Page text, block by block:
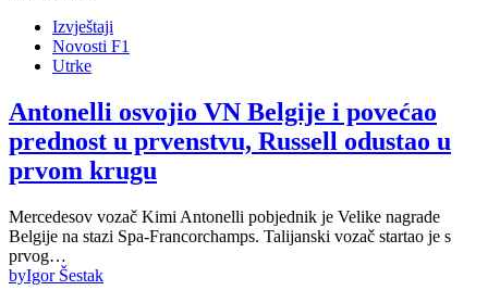
Izvještaji
Novosti F1
Utrke
Antonelli osvojio VN Belgije i povećao
prednost u prvenstvu, Russell odustao u
prvom krugu
Mercedesov vozač Kimi Antonelli pobjednik je Velike nagrade
Belgije na stazi Spa-Francorchamps. Talijanski vozač startao je s
prvog…
byIgor Šestak